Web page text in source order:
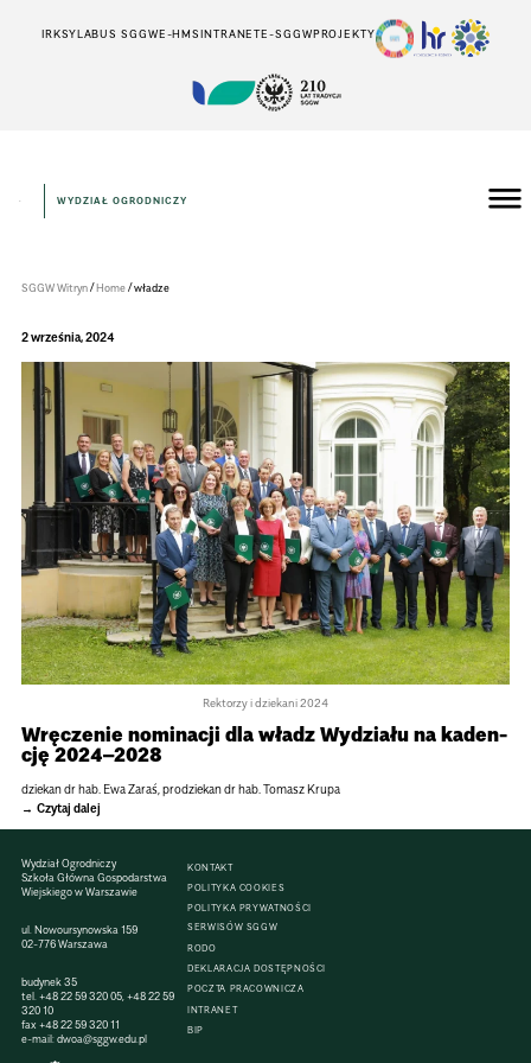
IRKSYLABUS SGGWE-HMSINTRANETE-SGGWPROJEKTY
WYDZIAŁ OGRODNICZY
SGGW Witryn/Home/władze
2 września, 2024
Rektorzy i dziekani 2024
Wrę­cze­nie nomi­na­cji dla władz Wydziału na kaden­
cję 2024–2028
dzie­kan dr hab. Ewa Zaraś, prodzie­kan dr hab. Tomasz Krupa
Czytaj dalej
Wydział Ogrodniczy
Szkoła Główna Gospodarstwa
Wiejskiego w Warszawie
ul. Nowoursynowska 159
02-776 Warszawa
budynek 35
tel. +48 22 59 320 05, +48 22 59
320 10
fax +48 22 59 320 11
e-mail:dwoa@sggw.edu.pl
KONTAKT
POLITYKA COOKIES
POLITYKA PRYWATNOŚCI
SERWISÓW SGGW
RODO
DEKLARACJA DOSTĘPNOŚCI
POCZTA PRACOWNICZA
INTRANET
BIP